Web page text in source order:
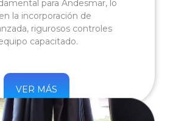
para Andesmar, lo
la incorporación de
rigurosos controles
capacitado.
VER MÁS